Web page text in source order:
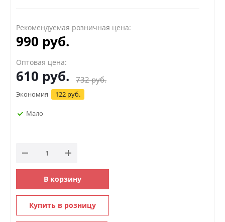
Рекомендуемая розничная цена:
990 руб.
Оптовая цена:
610 руб. 732руб.
Экономия 122 руб.
Мало
В корзину
Купить в розницу